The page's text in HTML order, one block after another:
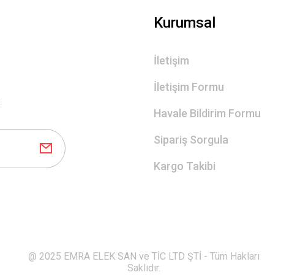
Kurumsal
İletişim
İletişim Formu
Havale Bildirim Formu
Sipariş Sorgula
Kargo Takibi
@ 2025 EMRA ELEK SAN ve TİC LTD ŞTİ - Tüm Hakları
Saklıdır.